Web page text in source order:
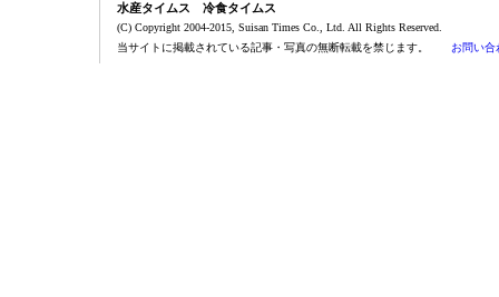
水産タイムス 冷食タイムス
(C) Copyright 2004-2015, Suisan Times Co., Ltd. All Rights Reserved.
当サイトに掲載されている記事・写真の無断転載を禁じます。 お問い合